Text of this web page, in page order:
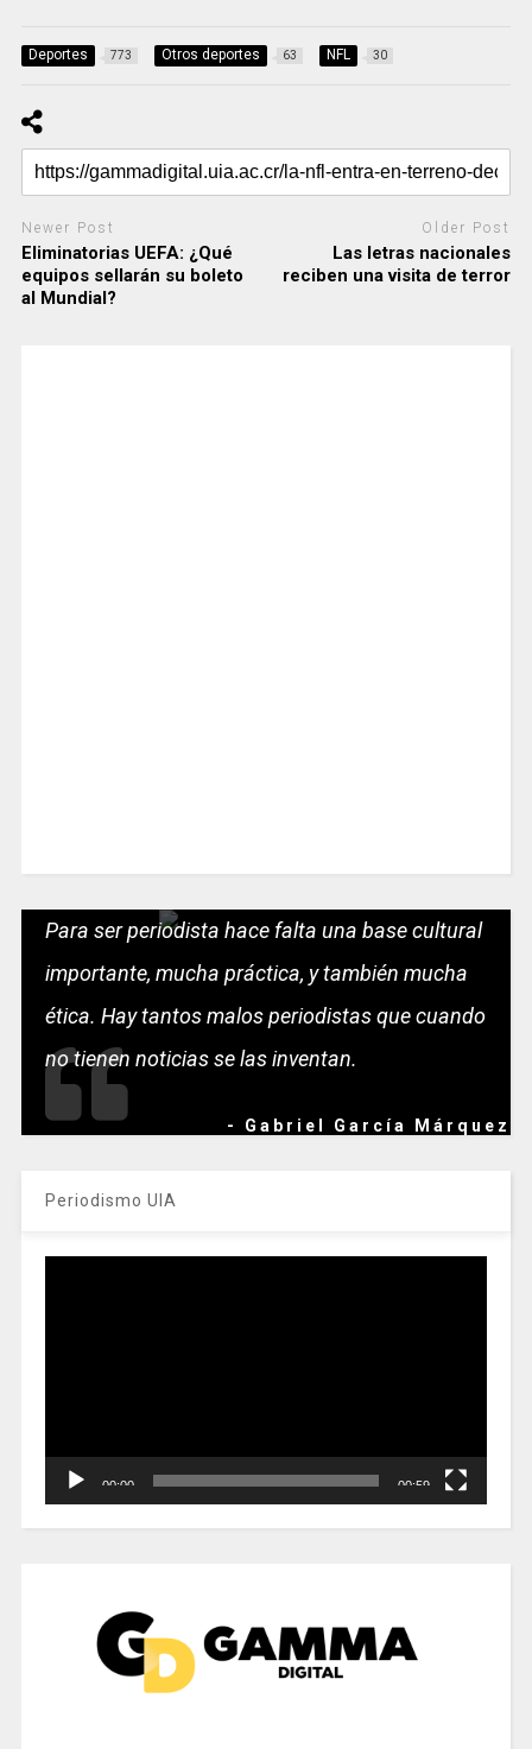
Deportes 773 Otros deportes 63 NFL 30
Newer Post
Eliminatorias UEFA: ¿Qué
equipos sellarán su boleto
al Mundial?
Older Post
Las letras nacionales
reciben una visita de terror
Para ser periodista hace falta una base cultural
importante, mucha práctica, y también mucha
ética. Hay tantos malos periodistas que cuando
no tienen noticias se las inventan.
- Gabriel García Márquez
Periodismo UIA
00:00 00:59